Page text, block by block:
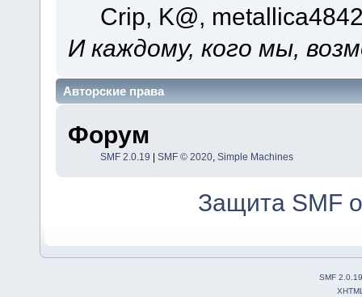
Crip, K@,
И каждому, кого мы,
Авторские права
Форум
SMF 2.0.19 | SMF © 2020, Simple Machines
Защита SMF
SMF 2.0.19